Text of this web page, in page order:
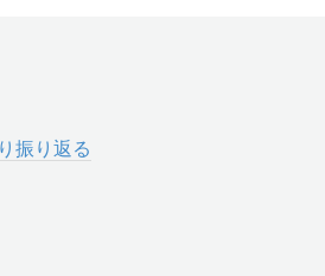
振り返る